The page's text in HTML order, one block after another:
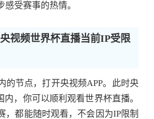
受赛事的热情。
视频世界杯直播当前IP受限
的节点，打开央视频APP。此时央
，你可以顺利观看世界杯直播。
，都能随时观看，不会因为IP限制